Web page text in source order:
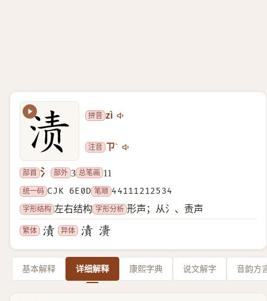
拼音 zì
注音 ㄗˋ
部首 氵 部外 3 总笔画 11
统一码 CJK 6E0D 笔顺 44111212534
字形结构 左右结构 字形分析 形声；从氵、责声
繁体 异体
基本解释 详细解释 康熙字典 说文解字 音韵方